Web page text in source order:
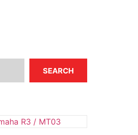
SEARCH